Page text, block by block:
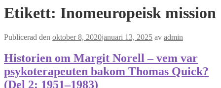
Etikett: Inomeuropeisk mission
Publicerad den oktober 8, 2020januari 13, 2025 av admin
Historien om Margit Norell – vem var
psykoterapeuten bakom Thomas Quick?
(Del 2: 1951–1983)